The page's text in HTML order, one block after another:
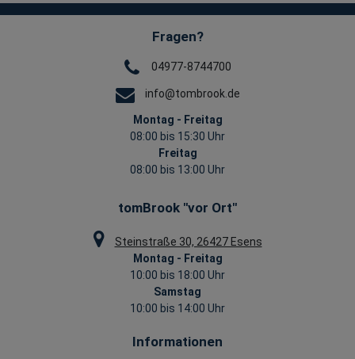
Fragen?
04977-8744700
info@tombrook.de
Montag - Freitag
08:00 bis 15:30 Uhr
Freitag
08:00 bis 13:00 Uhr
tomBrook "vor Ort"
Steinstraße 30, 26427 Esens
Montag - Freitag
10:00 bis 18:00 Uhr
Samstag
10:00 bis 14:00 Uhr
Informationen